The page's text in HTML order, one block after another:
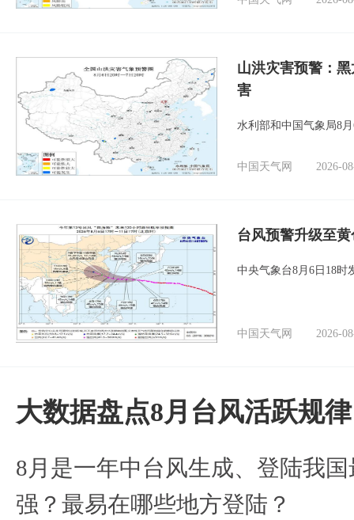
山洪灾害预警：
害
水利部和中国气象局8
中国天气网 2026-
台风预警升级至
中央气象台8月6日18时
中国天气网 2026-
大数据盘点8月台风活跃规律
8月是一年中台风生成、登陆我
强？最易在哪些地方登陆？